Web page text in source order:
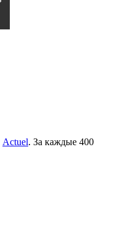
Actuel. За каждые 400